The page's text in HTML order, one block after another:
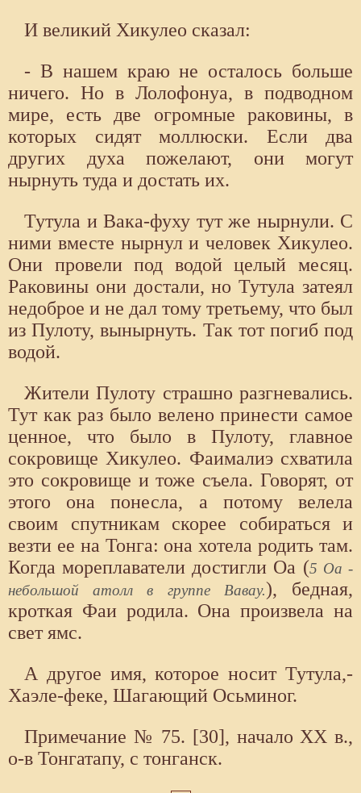
И великий Хикулео сказал:
- В нашем краю не осталось больше
ничего. Но в Лолофонуа, в подводном
мире, есть две огромные раковины, в
которых сидят моллюски. Если два
других духа пожелают, они могут
нырнуть туда и достать их.
Тутула и Вака-фуху тут же нырнули. С
ними вместе нырнул и человек Хикулео.
Они провели под водой целый месяц.
Раковины они достали, но Тутула затеял
недоброе и не дал тому третьему, что был
из Пулоту, вынырнуть. Так тот погиб под
водой.
Жители Пулоту страшно разгневались.
Тут как раз было велено принести самое
ценное, что было в Пулоту, главное
сокровище Хикулео. Фаималиэ схватила
это сокровище и тоже съела. Говорят, от
этого она понесла, а потому велела
своим спутникам скорее собираться и
везти ее на Тонга: она хотела родить там.
Когда мореплаватели достигли Оа (5 Оа -
небольшой атолл в группе Вавау.), бедная,
кроткая Фаи родила. Она произвела на
свет ямс.
А другое имя, которое носит Тутула,-
Хаэле-феке, Шагающий Осьминог.
Примечание № 75. [30], начало XX в.,
о-в Тонгатапу, с тонганск.